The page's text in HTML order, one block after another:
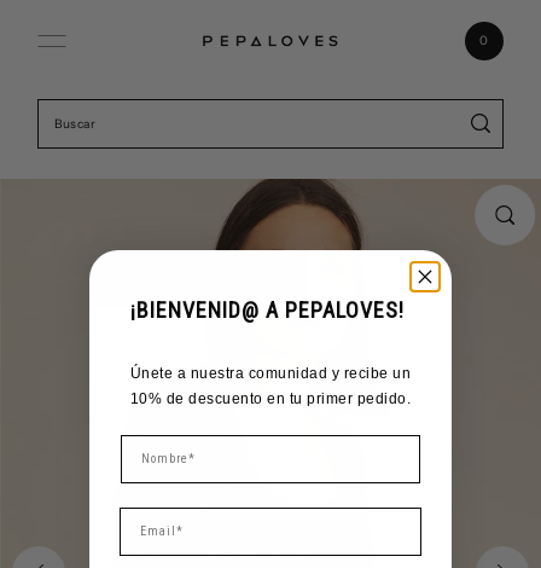
0
¡BIENVENID@ A PEPALOVES!
Únete a nuestra comunidad y recibe un
10% de descuento en tu primer pedido.